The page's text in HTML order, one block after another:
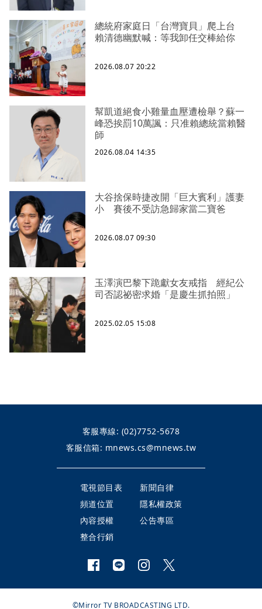
總統府家庭日「台灣寶貝」爬上台
賴清德幽默喊：等我卸任交棒給你
2026.08.07 20:22
幫凱道絕食小雞量血壓遭檢舉？蘇一
峰恐挨罰10萬諷：只准賴總統當賴醫
師
2026.08.04 14:35
大谷捨保時捷改開「巨大賓利」護妻
小 賽後不受訪急歸家當二寶爸
2026.08.07 09:30
玉澤演巴黎下跪獻女友戒指 經紀公
司否認祕密求婚「是慶生抓拍照」
2025.02.05 15:08
客服專線: (02)7752-5678
客服信箱: mnews.cs@mnews.tw
電視節目表
新聞自律
頻道位置
隱私權政策
內容授權
公告專區
整合行銷
©Mirror TV BROADCASTING LTD.